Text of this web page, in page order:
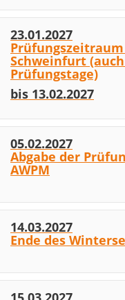
23.01.2027
Schweinfurt
Prüfungstage)
bis 13.02.2027
05.02.2027
Abgabe der
AWPM
14.03.2027
Ende des